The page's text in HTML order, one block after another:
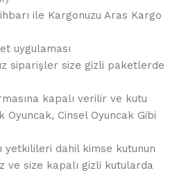
ile Kargonuzu Aras Kargo
uygulaması
siparişler size gizli paketlerde
kapalı verilir ve kutu
Cinsel Oyuncak Gibi
yetkilileri dahil kimse kutunun
ve size kapalı gizli kutularda